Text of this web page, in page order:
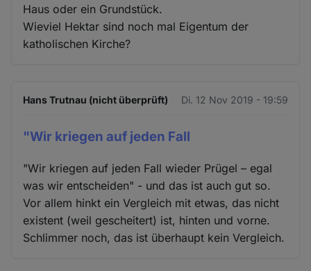
Haus oder ein Grundstück.
Wieviel Hektar sind noch mal Eigentum der
katholischen Kirche?
Hans Trutnau (nicht überprüft) Di. 12 Nov 2019 - 19:59
"Wir kriegen auf jeden Fall
"Wir kriegen auf jeden Fall wieder Prügel – egal
was wir entscheiden" - und das ist auch gut so.
Vor allem hinkt ein Vergleich mit etwas, das nicht
existent (weil gescheitert) ist, hinten und vorne.
Schlimmer noch, das ist überhaupt kein Vergleich.